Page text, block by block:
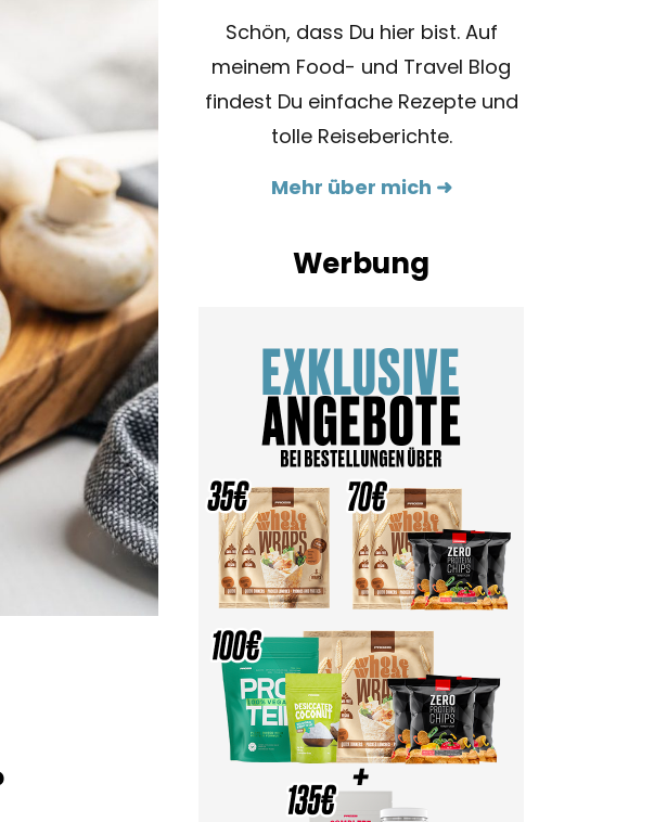
Schön, dass Du hier bist. Auf
meinem Food- und Travel Blog
findest Du einfache Rezepte und
tolle Reiseberichte.
Mehr über mich ➜
Werbung